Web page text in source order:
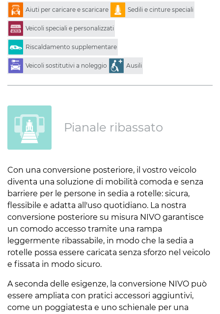
Aiuti per caricare e scaricare Sedili e cinture speciali
Veicoli speciali e personalizzati
Riscaldamento supplementare
Veicoli sostitutivi a noleggio Ausili
Pianale ribassato
Con una conversione posteriore, il vostro veicolo
diventa una soluzione di mobilità comoda e senza
barriere per le persone in sedia a rotelle: sicura,
flessibile e adatta all'uso quotidiano. La nostra
conversione posteriore su misura NIVO garantisce
un comodo accesso tramite una rampa
leggermente ribassabile, in modo che la sedia a
rotelle possa essere caricata senza sforzo nel veicolo
e fissata in modo sicuro.
A seconda delle esigenze, la conversione NIVO può
essere ampliata con pratici accessori aggiuntivi,
come un poggiatesta e uno schienale per una